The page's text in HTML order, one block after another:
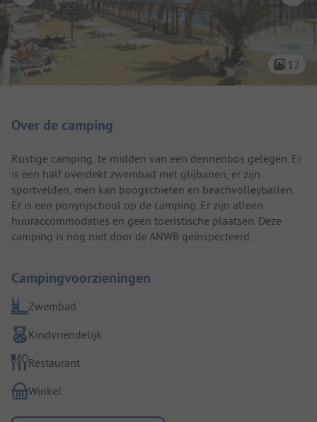
12
Over de camping
Rustige camping, te midden van een dennenbos gelegen. Er
is een half overdekt zwembad met glijbanen, er zijn
sportvelden, men kan boogschieten en beachvolleyballen.
Er is een ponyrijschool op de camping. Er zijn alleen
huuraccommodaties en geen toeristische plaatsen. Deze
camping is nog niet door de ANWB geïnspecteerd.
Campingvoorzieningen
Zwembad
Kindvriendelijk
Restaurant
Winkel